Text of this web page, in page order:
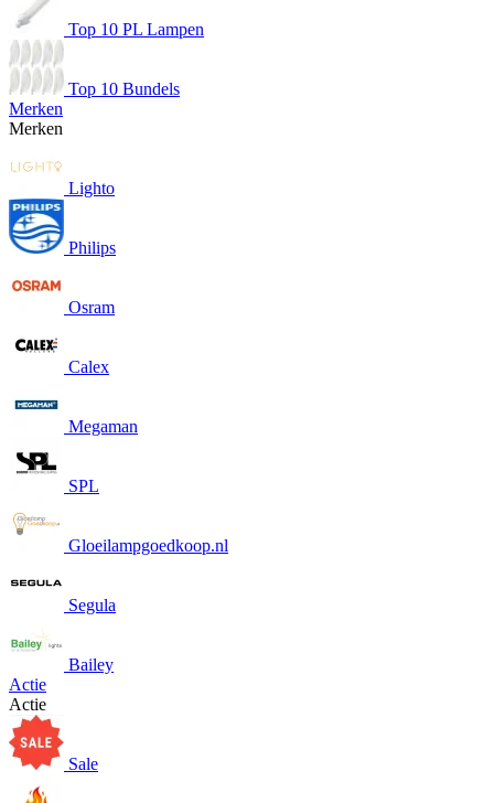
Top 10 PL Lampen
Top 10 Bundels
Merken
Merken
Lighto
Philips
Osram
Calex
Megaman
SPL
Gloeilampgoedkoop.nl
Segula
Bailey
Actie
Actie
Sale